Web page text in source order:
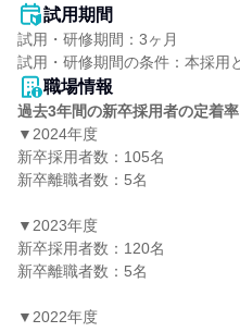
試用期間
試用・研修期間：3ヶ月
職場情報
過去3年間の新卒採用者の定着率
▼2024年度
新卒採用者数：105名
新卒離職者数：5名
▼2023年度
新卒採用者数：120名
新卒離職者数：5名
▼2022年度